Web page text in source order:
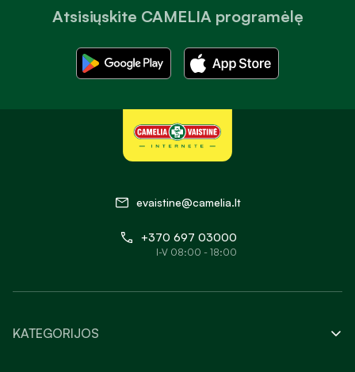
Atsisiųskite CAMELIA programėlę
evaistine@camelia.lt
+370 697 03000
I-V 08:00 - 18:00
KATEGORIJOS